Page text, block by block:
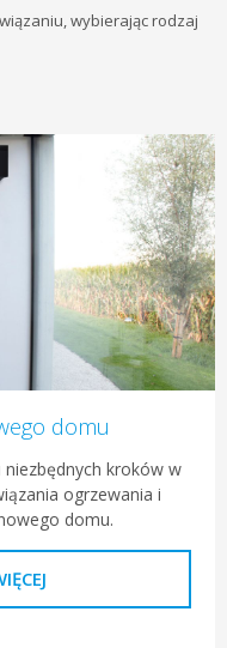
wybierając rodzaj
domu
kroków w
ogrzewania i
domu.